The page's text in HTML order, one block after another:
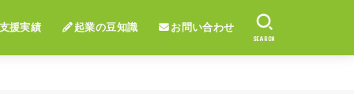
援実績 起業の豆知識 お問い合わせ
SEARCH